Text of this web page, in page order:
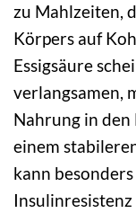
zu Mahlzeiten,
Körpers auf
Essigsäure
verlangsamen,
Nahrung in den
einem
kann